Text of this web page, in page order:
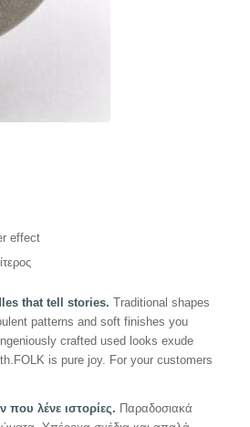
effect
that tell stories. Traditional shapes
patterns and soft finishes you
crafted used looks exude
is pure joy. For your customers
που λένειστορίες. Παραδοσιακά